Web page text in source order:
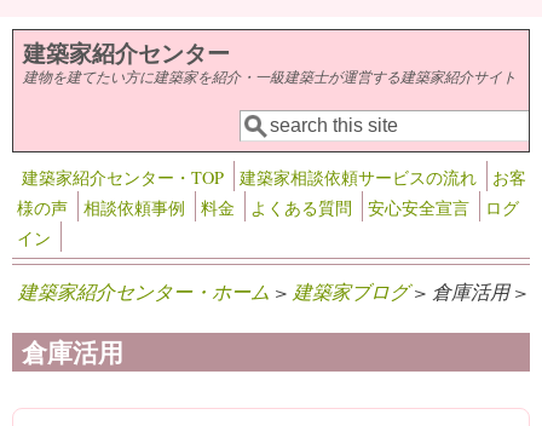
メインコンテンツに移動
建築家紹介センター
建物を建てたい方に建築家を紹介・一級建築士が運営する建築家紹介サイト
検索フォーム
検索
建築家紹介センター・TOP 建築家相談依頼サービスの流れ
お客
様の声
相談依頼事例 料金 よくある質問 安心安全宣言
ログ
イン
建築家紹介センター・ホーム > 建築家ブログ> 倉庫活用 >
倉庫活用